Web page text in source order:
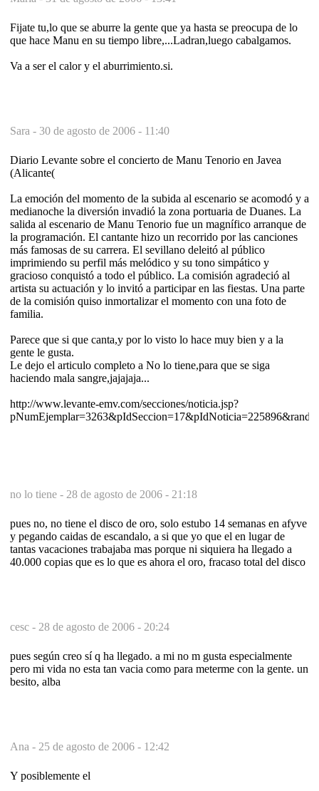
Fijate tu,lo que se aburre la gente que ya hasta se preocupa de lo
que hace Manu en su tiempo libre,...Ladran,luego cabalgamos.
Va a ser el calor y el aburrimiento.si.
Sara - 30 de agosto de 2006 - 11:40
Diario Levante sobre el concierto de Manu Tenorio en Javea
(Alicante(
La emoción del momento de la subida al escenario se acomodó y a
medianoche la diversión invadió la zona portuaria de Duanes. La
salida al escenario de Manu Tenorio fue un magnífico arranque de
la programación. El cantante hizo un recorrido por las canciones
más famosas de su carrera. El sevillano deleitó al público
imprimiendo su perfil más melódico y su tono simpático y
gracioso conquistó a todo el público. La comisión agradeció al
artista su actuación y lo invitó a participar en las fiestas. Una parte
de la comisión quiso inmortalizar el momento con una foto de
familia.
Parece que si que canta,y por lo visto lo hace muy bien y a la
gente le gusta.
Le dejo el articulo completo a No lo tiene,para que se siga
haciendo mala sangre,jajajaja...
http://www.levante-emv.com/secciones/noticia.jsp?
no lo tiene - 28 de agosto de 2006 - 21:18
pues no, no tiene el disco de oro, solo estubo 14 semanas en afyve
y pegando caidas de escandalo, a si que yo que el en lugar de
tantas vacaciones trabajaba mas porque ni siquiera ha llegado a
40.000 copias que es lo que es ahora el oro, fracaso total del disco
cesc - 28 de agosto de 2006 - 20:24
pues según creo sí q ha llegado. a mi no m gusta especialmente
pero mi vida no esta tan vacia como para meterme con la gente. un
besito, alba
Ana - 25 de agosto de 2006 - 12:42
Y posiblemente el